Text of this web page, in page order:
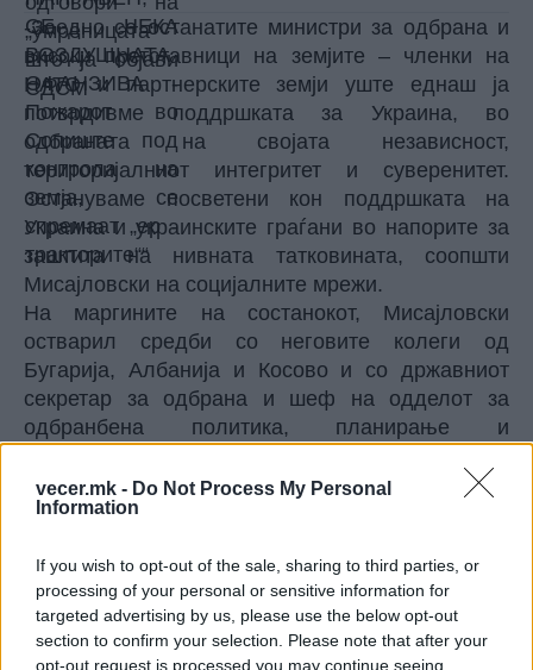
vecer.mk - Do Not Process My Personal
Information
If you wish to opt-out of the sale, sharing to third parties, or
processing of your personal or sensitive information for
targeted advertising by us, please use the below opt-out
section to confirm your selection. Please note that after your
opt-out request is processed you may continue seeing
спремаат „ер - тракторите““
-Заедно со останатите министри за одбрана и
високи претставници на земјите – членки на
НАТО и партнерските земји уште еднаш ја
потврдивме поддршката за Украина, во
одбраната на својата независност,
територијалниот интегритет и суверенитет.
Остануваме посветени кон поддршката на
Украина и украинските граѓани во напорите за
заштита на нивната татковината,
соопшти
Мисајловски на социјалните мрежи.
На маргините на состанокот, Мисајловски
остварил средби со неговите колеги од
Бугарија, Албанија и Косово и со државниот
секретар за одбрана и шеф на одделот за
одбранбена политика, планирање и
потврдиле заложбата за траен мир во Европа.
© Vecer.mk, правата за текстот се на редакцијата
„НАША ДОЛЖНОСТ Е ДА ГИ
ПАМЕТИМЕ ОНИЕ КОИ ГИ
ПОЛОЖИЈА ЖИВОТИТЕ ЗА
ТАТКОВИНАТА“ - Порача